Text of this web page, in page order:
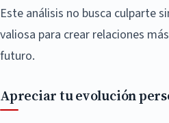
Este análisis no busca culparte
valiosa para crear relaciones
futuro.
Apreciar tu evolución